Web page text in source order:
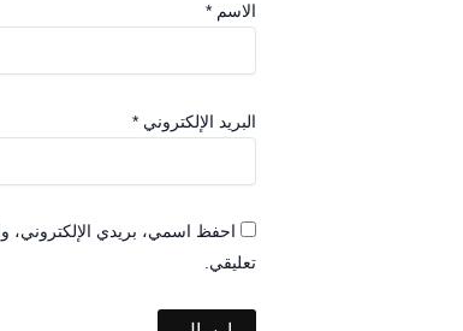
الاسم*
البريد الإلكتروني*
احفظ اسمي، بريدي الإلكتروني،
تعليقي.